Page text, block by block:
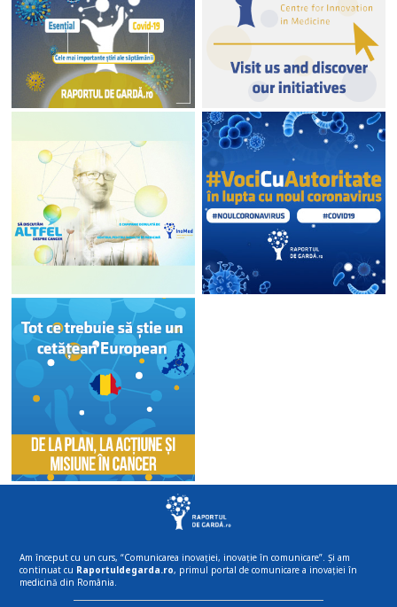
Am început cu un curs, “Comunicarea inovației, inovație în comunicare”. Și am
continuat cu Raportuldegarda.ro, primul portal de comunicare a inovației în
medicină din România.